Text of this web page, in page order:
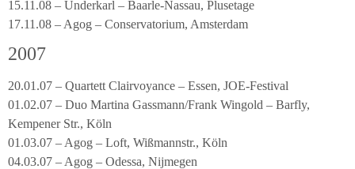
15.11.08 – Underkarl – Baarle-Nassau, Plusetage
17.11.08 – Agog – Conservatorium, Amsterdam
2007
20.01.07 – Quartett Clairvoyance – Essen, JOE-Festival
01.02.07 – Duo Martina Gassmann/Frank Wingold – Barfly,
Kempener Str., Köln
01.03.07 – Agog – Loft, Wißmannstr., Köln
04.03.07 – Agog – Odessa, Nijmegen